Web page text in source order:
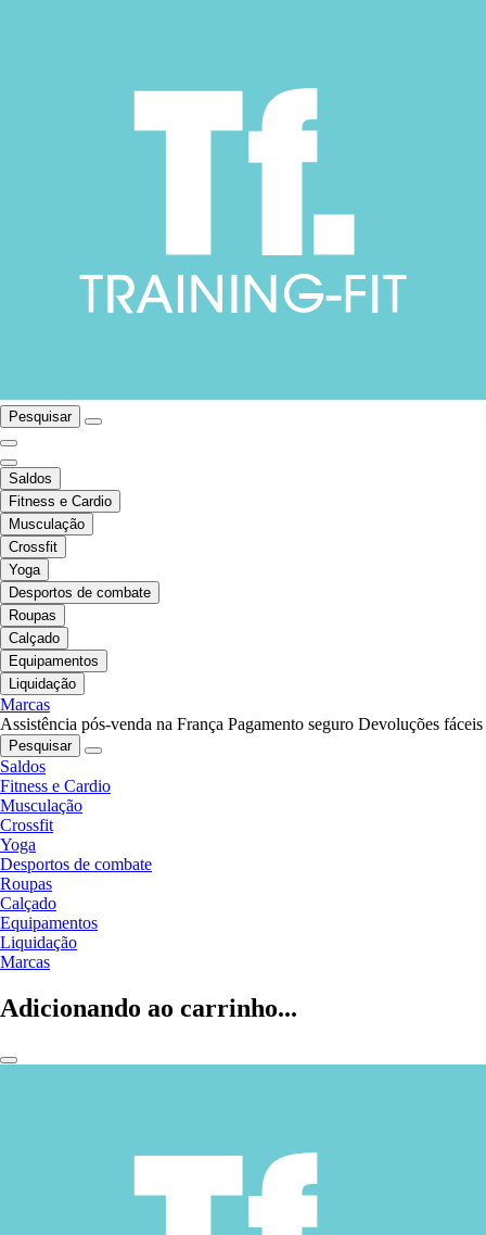
Pesquisar
Saldos
Fitness e Cardio
Musculação
Crossfit
Yoga
Desportos de combate
Roupas
Calçado
Equipamentos
Liquidação
Marcas
Assistência pós-venda na França Pagamento seguro Devoluções fáceis
Pesquisar
Saldos
Fitness e Cardio
Musculação
Crossfit
Yoga
Desportos de combate
Roupas
Calçado
Equipamentos
Liquidação
Marcas
Adicionando ao carrinho...